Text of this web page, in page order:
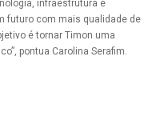
infraestrutura e
futuro com mais qualidade de
é tornar Timon uma
pontua Carolina Serafim.